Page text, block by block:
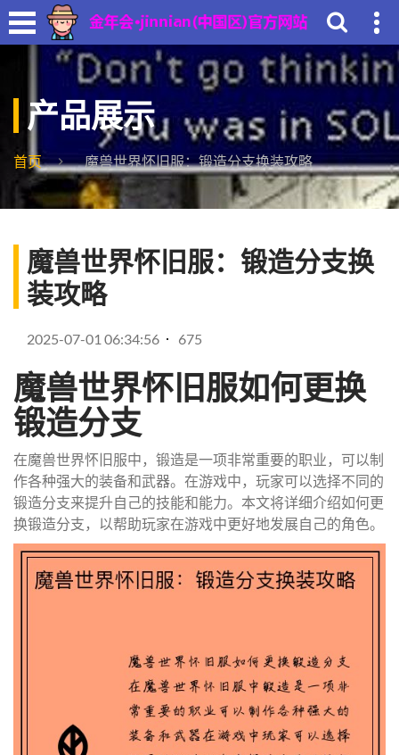
产品展示
首页 魔兽世界怀旧服：锻造分支换装攻略
魔兽世界怀旧服：锻造分支换
装攻略
2025-07-01 06:34:56 675
魔兽世界怀旧服如何更换
锻造分支
在魔兽世界怀旧服中，锻造是一项非常重要的职业，可以制
作各种强大的装备和武器。在游戏中，玩家可以选择不同的
锻造分支来提升自己的技能和能力。本文将详细介绍如何更
换锻造分支，以帮助玩家在游戏中更好地发展自己的角色。